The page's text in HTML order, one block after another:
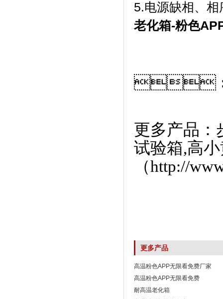
5.电源缺相、
老化箱-粉色

更多产品：
试验箱,高
（http://
更多产品
高温粉色APP无限看免费厂家
高温粉色APP无限看免费
耐高温老化箱